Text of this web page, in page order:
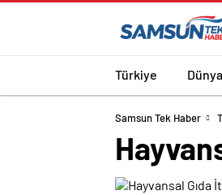
Türkiye Dünya
Samsun Tek Haber